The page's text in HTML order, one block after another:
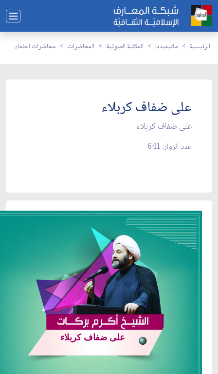
الرئيسية ملتيميديا المكتبة الصوتية المحاضرات محاضرات العلماء
على ضفاف كربلاء
على ضفاف كربلاء
عدد الزوار: 641
على ضفاف كربلاء